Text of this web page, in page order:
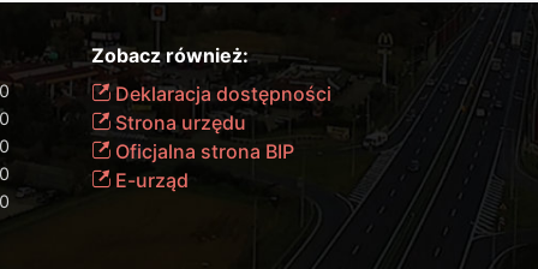
Zobacz również:
Deklaracja dostępności
Strona urzędu
Oficjalna strona BIP
E-urząd